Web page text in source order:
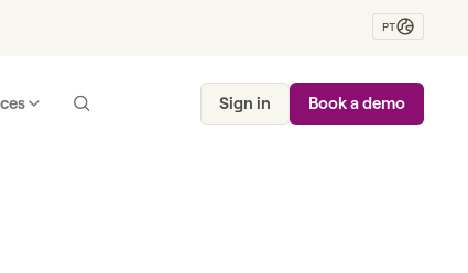
PT
Sign in Book a demo